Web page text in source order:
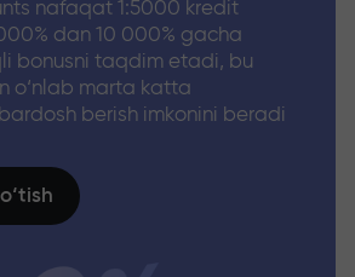
nafaqat 1:5000 kredit
dan 10 000% gacha
bonusni taqdim etadi, bu
o‘nlab marta katta
berish imkonini beradi